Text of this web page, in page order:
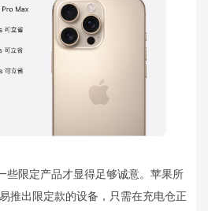
些限定产品才显得足够诚意。苹果所
推出限定款的设备，只需在充电仓正